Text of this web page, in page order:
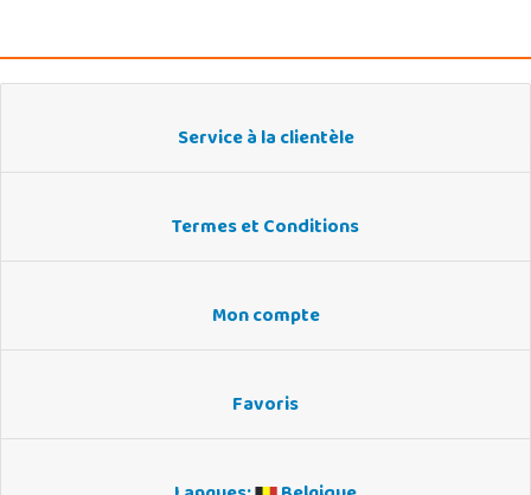
Service à la clientèle
Termes et Conditions
Mon compte
Favoris